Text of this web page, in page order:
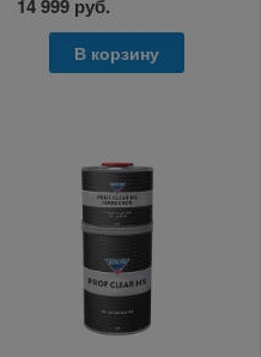
14 999 руб.
В корзину